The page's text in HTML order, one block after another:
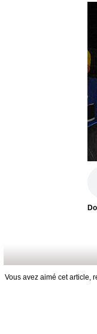
Vous avez aimé cet article,